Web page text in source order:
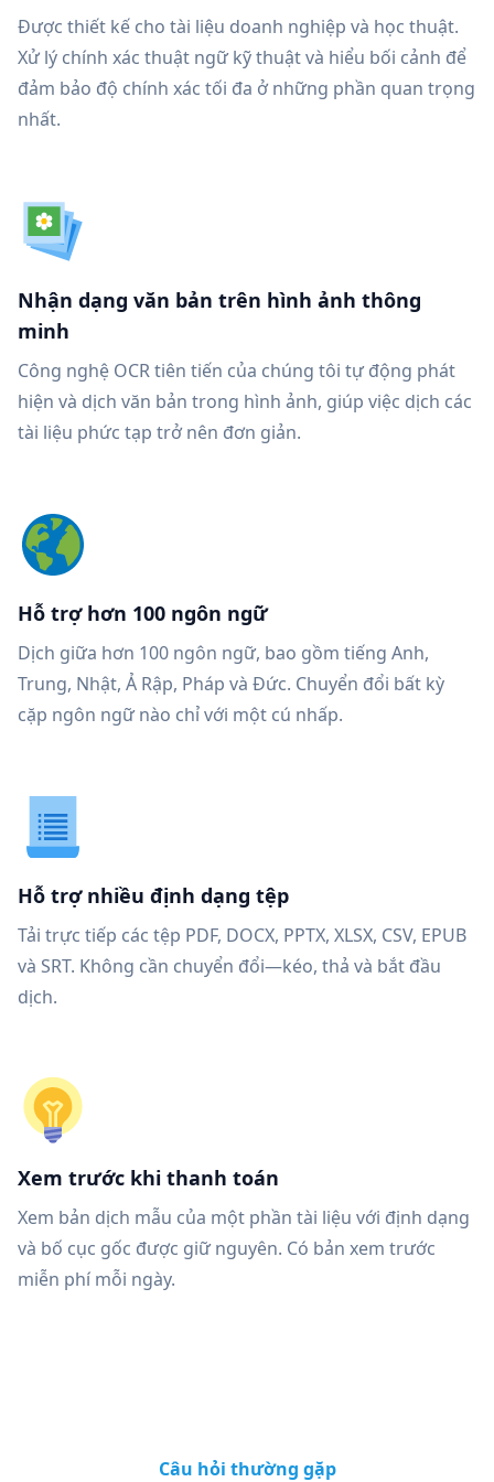
Được thiết kế cho tài liệu doanh nghiệp và học thuật.
Xử lý chính xác thuật ngữ kỹ thuật và hiểu bối cảnh để
đảm bảo độ chính xác tối đa ở những phần quan trọng
nhất.
Nhận dạng văn bản trên hình ảnh thông
minh
Công nghệ OCR tiên tiến của chúng tôi tự động phát
hiện và dịch văn bản trong hình ảnh, giúp việc dịch các
tài liệu phức tạp trở nên đơn giản.
Hỗ trợ hơn 100 ngôn ngữ
Dịch giữa hơn 100 ngôn ngữ, bao gồm tiếng Anh,
Trung, Nhật, Ả Rập, Pháp và Đức. Chuyển đổi bất kỳ
cặp ngôn ngữ nào chỉ với một cú nhấp.
Hỗ trợ nhiều định dạng tệp
Tải trực tiếp các tệp PDF, DOCX, PPTX, XLSX, CSV, EPUB
và SRT. Không cần chuyển đổi—kéo, thả và bắt đầu
dịch.
Xem trước khi thanh toán
Xem bản dịch mẫu của một phần tài liệu với định dạng
và bố cục gốc được giữ nguyên. Có bản xem trước
miễn phí mỗi ngày.
Câu hỏi thường gặp